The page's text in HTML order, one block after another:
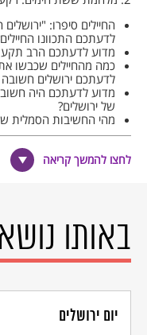
החיילים סיפרו:
לדעתכם התכוונו
מדוע לדעתכם הרב
כמה מהחיילים שכבשו את
לדעתכם ירושלים
מדוע לדעתכם היה
של ירושלים?
מהי החשיבות הסמלית
אילו מקומות קדושים
3. רבי יהודה הלוי (1075–1141).
אם כך, מדוע הזכירו
אילו ביטויים לחשיבות
יהודים שחיו מחוץ
לחצו להמשך קריאה
באותו
יום ירושלים